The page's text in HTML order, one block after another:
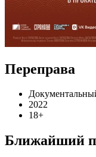
Переправа
2022
18+
Ближайший